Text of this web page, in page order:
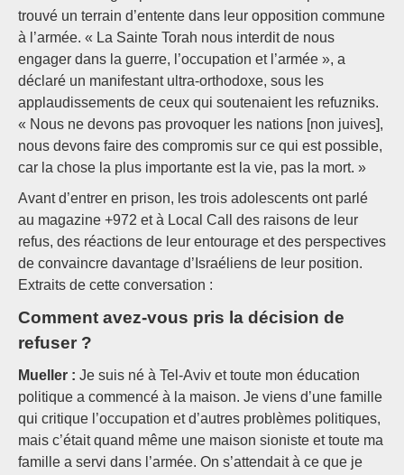
trouvé un terrain d’entente dans leur opposition commune
à l’armée. « La Sainte Torah nous interdit de nous
engager dans la guerre, l’occupation et l’armée », a
déclaré un manifestant ultra-orthodoxe, sous les
applaudissements de ceux qui soutenaient les refuzniks.
« Nous ne devons pas provoquer les nations [non juives],
nous devons faire des compromis sur ce qui est possible,
car la chose la plus importante est la vie, pas la mort. »
Avant d’entrer en prison, les trois adolescents ont parlé
au magazine +972 et à Local Call des raisons de leur
refus, des réactions de leur entourage et des perspectives
de convaincre davantage d’Israéliens de leur position.
Extraits de cette conversation :
Comment avez-vous pris la décision de
refuser ?
Mueller : Je suis né à Tel-Aviv et toute mon éducation
politique a commencé à la maison. Je viens d’une famille
qui critique l’occupation et d’autres problèmes politiques,
mais c’était quand même une maison sioniste et toute ma
famille a servi dans l’armée. On s’attendait à ce que je